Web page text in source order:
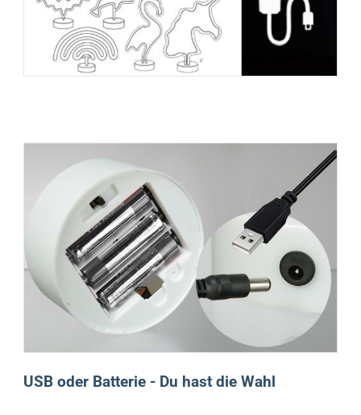
USB oder Batterie - Du hast die Wahl